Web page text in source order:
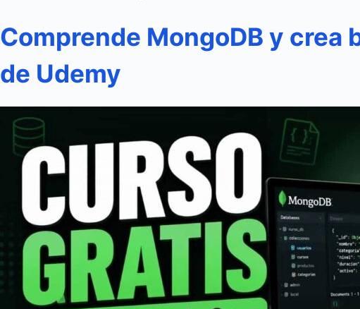
Comprende MongoDB y crea
de Udemy